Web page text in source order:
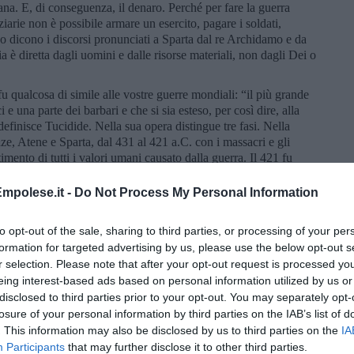
- Do Not Process My Personal Information
opt-out of the sale, sharing to third parties, or processing of your
for targeted advertising by us, please use the below opt-out
selection. Please note that after your opt-out request is processed
interest-based ads based on personal information utilized by us
to third parties prior to your opt-out. You may separately
of your personal information by third parties on the IAB’s list of
This information may also be disclosed by us to third parties on the
Participants that may further disclose it to other third parties.
E, di conseguenza, il denaro. Perché per fare la guerra
non è possibile armare un esercito, pagare i soldati,
dicono i discorsi pronunciati a Sparta dal re Archidamo e da
è diretta dagli uomini e dalle risorse materiali, non dagli Dei o
qualcosa di simile alle vostre guerre mondiali: “il più grande
una parte dei barbari e che si sia esteso, per così dire, alla
Tucidide. Nella sua opera distingue tre fasi. Nella
Atene e Sparta, dal 431 al 421 a.C. con i massacri e gli
di tutti i valori umani causato dalla guerra. Il 421 fu
politico e generale ateniese. La pace – più che una pace una
parti – durò meno di sette anni.
ateniese in Sicilia, iniziata nel 415 e conclusa nel 413
di Siracusa da parte degli spartani. Finisce così l’equilibrio
con l’esercito e Atene con la flotta. Il mito della potenza
era morto durante la peste di Atene nel 429. Ah, la peste, la
mare, ma Sparta, via terra, aveva invaso l'Attica. Atene
In quella promiscuità, aggravata dal clima torrido, scoppiò e
Imperversò tra il 430 e il 427 a C. A lungo fu catalogata
dubitano. Forse fu febbre tifoide, vaiolo o altro. Comunque
voi moderni ne sapete qualcosa! Tucidide ne scrisse senza